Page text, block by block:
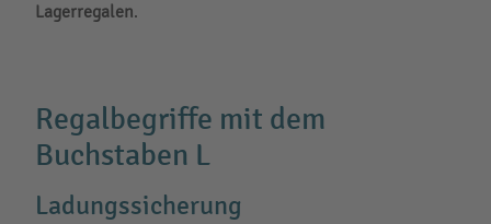
Lagerregalen.
Regalbegriffe mit dem
Buchstaben L
Ladungssicherung